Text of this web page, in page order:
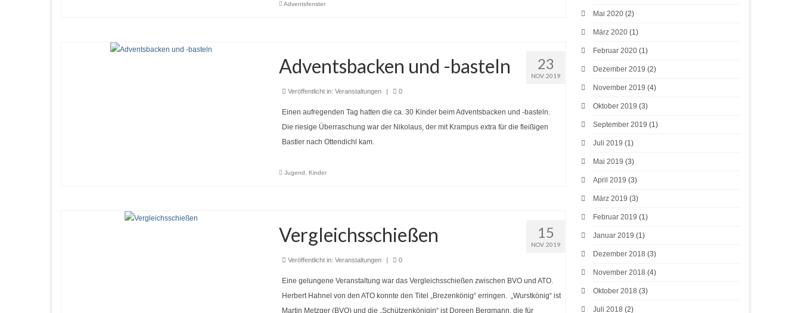
Adventsfenster
23
NOV. 2019
Adventsbacken und -basteln
Veröffentlicht in: Veranstaltungen | 0
Einen aufregenden Tag hatten die ca. 30 Kinder beim Adventsbacken und -basteln.
Die riesige Überraschung war der Nikolaus, der mit Krampus extra für die fleißigen
Bastler nach Ottendichl kam.
Jugend Kinder
15
NOV. 2019
Vergleichsschießen
Veröffentlicht in: Veranstaltungen | 0
Eine gelungene Veranstaltung war das Vergleichsschießen zwischen BVO und ATO.
Herbert Hahnel von den ATO konnte den Titel „Brezenkönig“ erringen. „Wurstkönig“ ist
Martin Metzger (BVO) und die „Schützenkönigin“ ist Doreen Bergmann, die für
Mai 2020(2)
März 2020(1)
Februar 2020(1)
Dezember 2019 (2)
November 2019 (4)
Oktober 2019 (3)
September 2019 (1)
Juli 2019 (1)
Mai 2019 (3)
April 2019 (3)
März 2019 (3)
Februar 2019 (1)
Januar 2019 (1)
Dezember 2018 (3)
November 2018 (4)
Oktober 2018 (3)
Juli 2018 (2)